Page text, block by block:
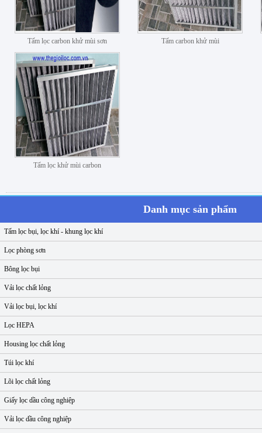
Tấm lọc carbon khử mùi sơn Tấm carbon khử mùi
Tấm lọc khử mùi carbon
Danh mục sản phẩm
Tấm lọc bụi, lọc khí - khung lọc khí
Lọc phòng sơn
Bông lọc bụi
Vải lọc chất lỏng
Vải lọc bụi, lọc khí
Lọc HEPA
Housing lọc chất lỏng
Túi lọc khí
Lõi lọc chất lỏng
Giấy lọc dầu công nghiệp
Vải lọc dầu công nghiệp